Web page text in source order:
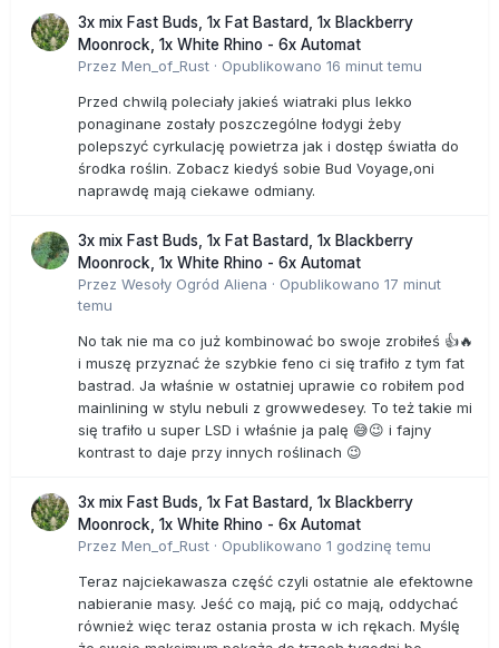
3x mix Fast Buds, 1x Fat Bastard, 1x Blackberry
Moonrock, 1x White Rhino - 6x Automat
Przez Men_of_Rust · Opublikowano 16 minut temu
Przed chwilą poleciały jakieś wiatraki plus lekko
ponaginane zostały poszczególne łodygi żeby
polepszyć cyrkulację powietrza jak i dostęp światła do
środka roślin. Zobacz kiedyś sobie Bud Voyage,oni
naprawdę mają ciekawe odmiany.
3x mix Fast Buds, 1x Fat Bastard, 1x Blackberry
Moonrock, 1x White Rhino - 6x Automat
Przez Wesoły Ogród Aliena · Opublikowano 17 minut
temu
No tak nie ma co już kombinować bo swoje zrobiłeś 👍🔥
i muszę przyznać że szybkie feno ci się trafiło z tym fat
bastrad. Ja właśnie w ostatniej uprawie co robiłem pod
mainlining w stylu nebuli z growwedesey. To też takie mi
się trafiło u super LSD i właśnie ja palę 😅😉 i fajny
kontrast to daje przy innych roślinach 😉
3x mix Fast Buds, 1x Fat Bastard, 1x Blackberry
Moonrock, 1x White Rhino - 6x Automat
Przez Men_of_Rust · Opublikowano 1 godzinę temu
Teraz najciekawasza część czyli ostatnie ale efektowne
nabieranie masy. Jeść co mają, pić co mają, oddychać
również więc teraz ostania prosta w ich rękach. Myślę